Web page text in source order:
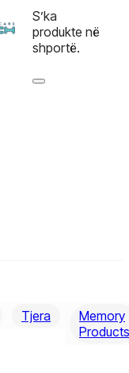
S’ka
produkte në
shportë.
Tjera
Memory
Products